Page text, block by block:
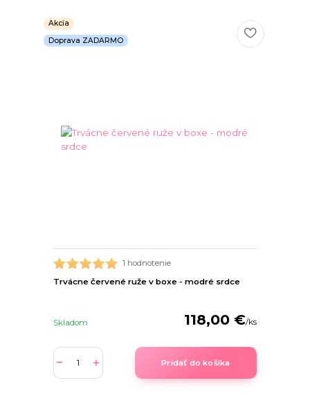
Akcia
Doprava ZADARMO
1 hodnotenie
Trvácne červené ruže v boxe - modré srdce
118,00 €/ks
Skladom
Pridať do košíka